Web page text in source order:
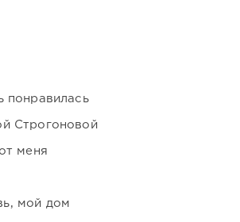
понравилась
Строгоновой
меня
мой дом